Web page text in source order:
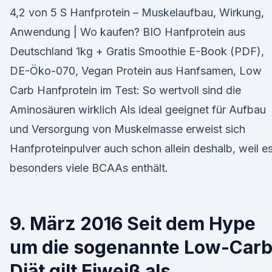
4,2 von 5 S Hanfprotein – Muskelaufbau, Wirkung,
Anwendung | Wo kaufen? BIO Hanfprotein aus
Deutschland 1kg + Gratis Smoothie E-Book (PDF),
DE-Öko-070, Vegan Protein aus Hanfsamen, Low
Carb Hanfprotein im Test: So wertvoll sind die
Aminosäuren wirklich Als ideal geeignet für Aufbau
und Versorgung von Muskelmasse erweist sich
Hanfproteinpulver auch schon allein deshalb, weil
besonders viele BCAAs enthält.
9. März 2016 Seit dem Hype
um die sogenannte Low-